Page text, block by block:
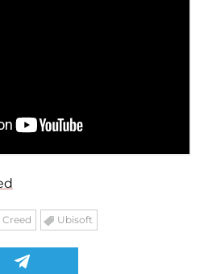
Creed Ubisoft